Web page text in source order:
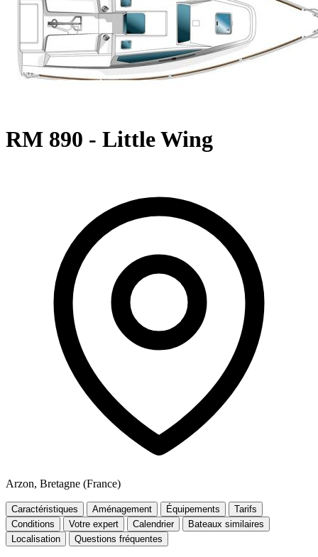
RM 890 - Little Wing
Arzon, Bretagne (France)
Caractéristiques Aménagement Équipements
Tarifs
Conditions
Votre expert Calendrier
Bateaux similaires
Localisation
Questions fréquentes